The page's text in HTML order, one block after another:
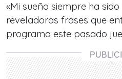
«Mi sueño siempre ha
reveladoras frases que
programa este pasado